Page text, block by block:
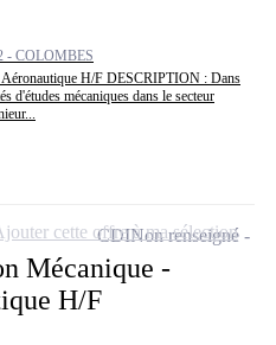
- COLOMBES
H/F DESCRIPTION : Dans
d'études mécaniques dans le secteur
Mécanique -
H/F
CDINon renseigné
cette offre à ma sélection